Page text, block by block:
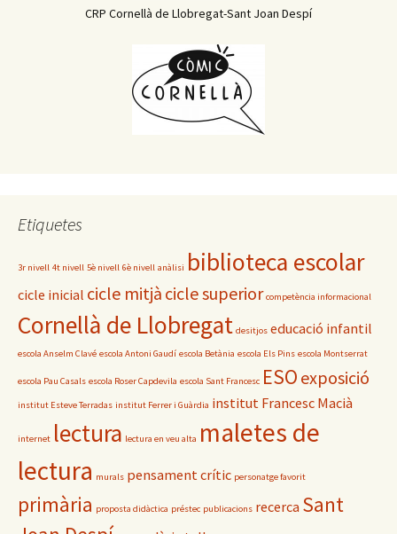
CRP Cornellà de Llobregat-Sant Joan Despí
Etiquetes
3r nivell 4t nivell 5è nivell 6è nivell anàlisi biblioteca escolar
cicle inicial cicle mitjà cicle superior competència informacional
Cornellà de Llobregat desitjos educació infantil
escola Anselm Clavé escola Antoni Gaudí escola Betània escola Els Pins escola Montserrat
escola Pau Casals escola Roser Capdevila escola Sant Francesc ESO exposició
institut Esteve Terradas institut Ferrer i Guàrdia institut Francesc Macià
internet lectura lectura en veu alta maletes de
lectura murals pensament crític personatge favorit
primària proposta didàctica préstec publicacions recerca Sant